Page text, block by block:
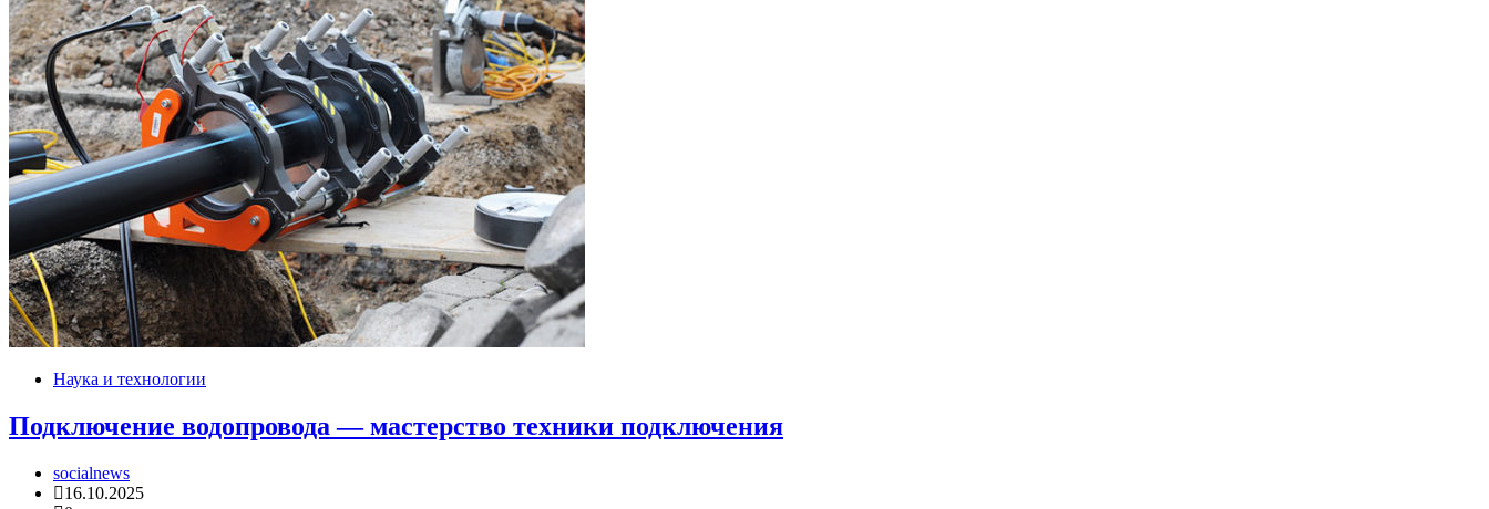
Наука и технологии
Подключение водопровода — мастерство техники подключения
socialnews
16.10.2025